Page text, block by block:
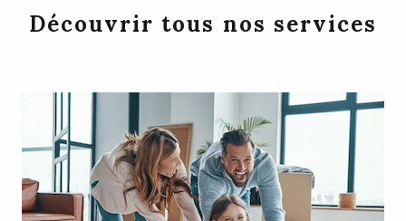
Découvrir tous nos services